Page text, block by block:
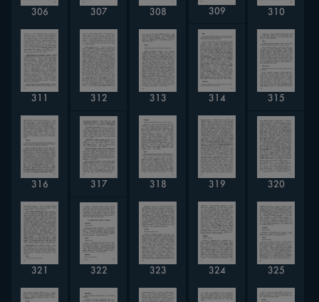
306 307 308 309 310
311 312 313 314 315
316 317 318 319 320
321 322 323 324 325